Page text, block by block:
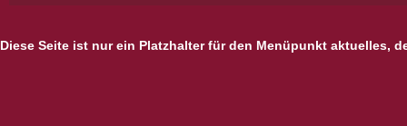
Diese Seite ist nur ein Platzhalter für den Menüpunkt aktuelles,